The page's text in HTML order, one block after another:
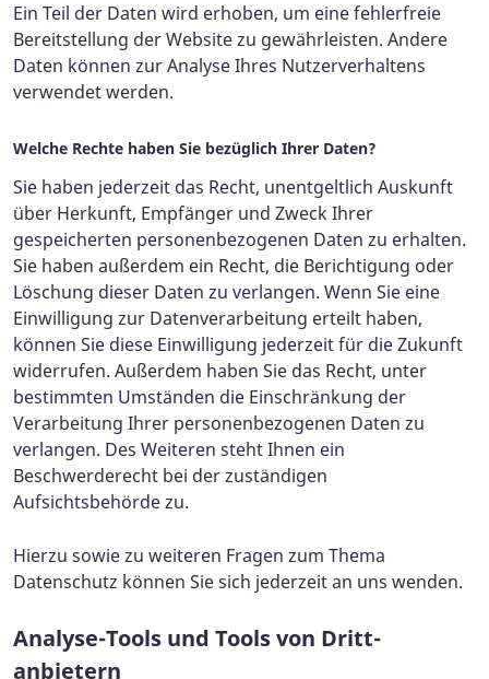
Ein Teil der Daten wird erhoben, um eine fehlerfreie
Bereitstellung der Website zu gewährleisten. Andere
Daten können zur Analyse Ihres Nutzerverhaltens
verwendet werden.
Welche Rechte haben Sie bezüglich Ihrer Daten?
Sie haben jederzeit das Recht, unentgeltlich Auskunft
über Herkunft, Empfänger und Zweck Ihrer
gespeicherten personenbezogenen Daten zu erhalten.
Sie haben außerdem ein Recht, die Berichtigung oder
Löschung dieser Daten zu verlangen. Wenn Sie eine
Einwilligung zur Datenverarbeitung erteilt haben,
können Sie diese Einwilligung jederzeit für die Zukunft
widerrufen. Außerdem haben Sie das Recht, unter
bestimmten Umständen die Einschränkung der
Verarbeitung Ihrer personenbezogenen Daten zu
verlangen. Des Weiteren steht Ihnen ein
Beschwerderecht bei der zuständigen
Aufsichtsbehörde zu.
Hierzu sowie zu weiteren Fragen zum Thema
Datenschutz können Sie sich jederzeit an uns wenden.
Analyse-Tools und Tools von Dritt­
anbietern